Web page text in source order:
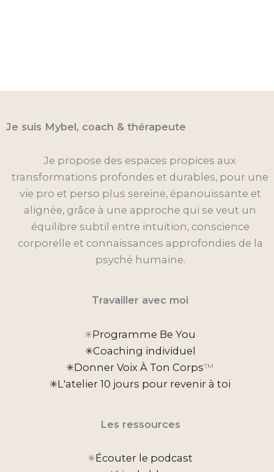
Je suis Mybel, coach & thérapeute
Je propose des espaces propices aux
transformations profondes et durables, pour une
vie pro et perso plus sereine, épanouissante et
alignée, grâce à une approche qui se veut un
équilibre subtil entre intuition, conscience
corporelle et connaissances approfondies de la
psyché humaine.
Travailler avec moi
✳︎Programme Be You
✳︎Coaching individuel
✳︎Donner Voix À Ton Corps™
✳︎L'atelier 10 jours pour revenir à toi
Les ressources
✳︎Écouter le podcast